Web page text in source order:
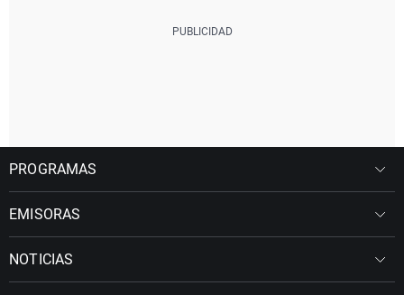
PROGRAMAS
EMISORAS
NOTICIAS